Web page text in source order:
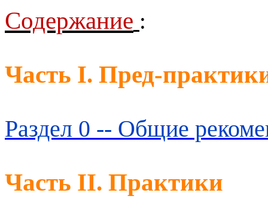
Содержание :
Часть I. Пред-
Раздел 0 -- Общие
Часть II. Практики